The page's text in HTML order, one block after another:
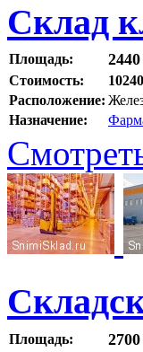
Склад
Площадь:
Стоимость:
Расположение:
Назначение:
Площадь: